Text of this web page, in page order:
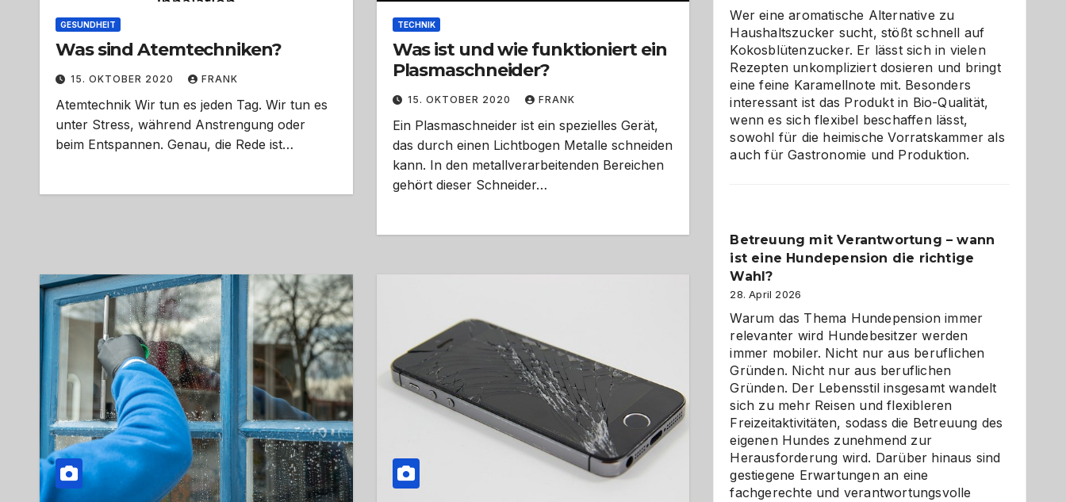
GESUNDHEIT
Was sind Atemtechniken?
15. OKTOBER 2020 FRANK
Atemtechnik Wir tun es jeden Tag. Wir tun es
unter Stress, während Anstrengung oder
beim Entspannen. Genau, die Rede ist…
TECHNIK
Was ist und wie funktioniert ein
Plasmaschneider?
15. OKTOBER 2020 FRANK
Ein Plasmaschneider ist ein spezielles Gerät,
das durch einen Lichtbogen Metalle schneiden
kann. In den metallverarbeitenden Bereichen
gehört dieser Schneider…
für
Hunde
im
eigenen
Zuhause
Wer eine aromatische Alternative zu
Haushaltszucker sucht, stößt schnell auf
Kokosblütenzucker. Er lässt sich in vielen
Rezepten unkompliziert dosieren und bringt
eine feine Karamellnote mit. Besonders
interessant ist das Produkt in Bio-Qualität,
wenn es sich flexibel beschaffen lässt,
sowohl für die heimische Vorratskammer als
auch für Gastronomie und Produktion.
Betreuung mit Verantwortung – wann
ist eine Hundepension die richtige
Wahl?
28. April 2026
Warum das Thema Hundepension immer
relevanter wird Hundebesitzer werden
immer mobiler. Nicht nur aus beruflichen
Gründen. Nicht nur aus beruflichen
Gründen. Der Lebensstil insgesamt wandelt
sich zu mehr Reisen und flexibleren
Freizeitaktivitäten, sodass die Betreuung des
eigenen Hundes zunehmend zur
Herausforderung wird. Darüber hinaus sind
gestiegene Erwartungen an eine
fachgerechte und verantwortungsvolle